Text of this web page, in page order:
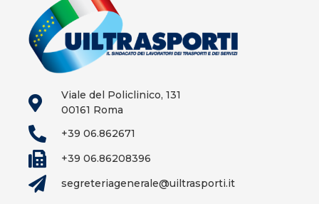
Viale del Policlinico, 131
00161 Roma
+39 06.862671
+39 06.86208396
segreteriagenerale@uiltrasporti.it